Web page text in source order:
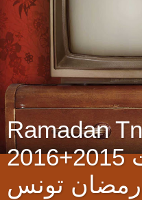
Ramadan
2016+2015 اعادة مسلسلات
رمضان تونس